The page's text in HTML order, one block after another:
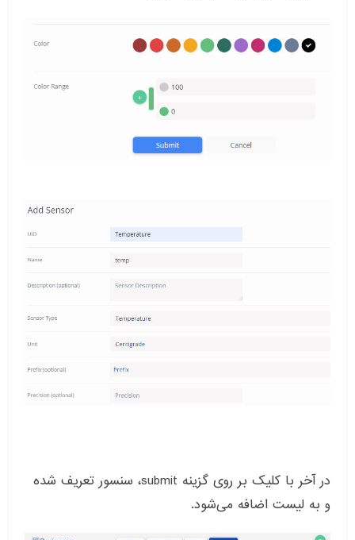
در آخر با کلیک بر روی گزینه submit، سنسور تعریف شده
و به لیست اضافه می‌شود.